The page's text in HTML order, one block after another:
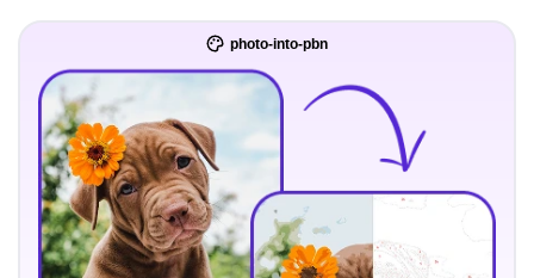
photo-into-pbn